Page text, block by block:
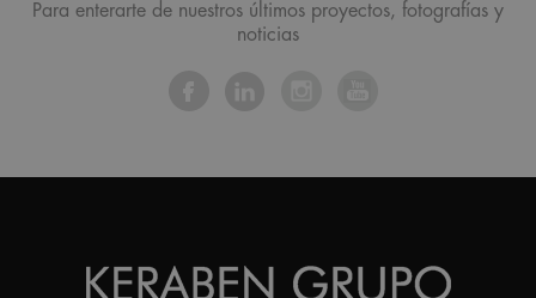
Para enterarte de nuestros últimos proyectos, fotografías y
noticias